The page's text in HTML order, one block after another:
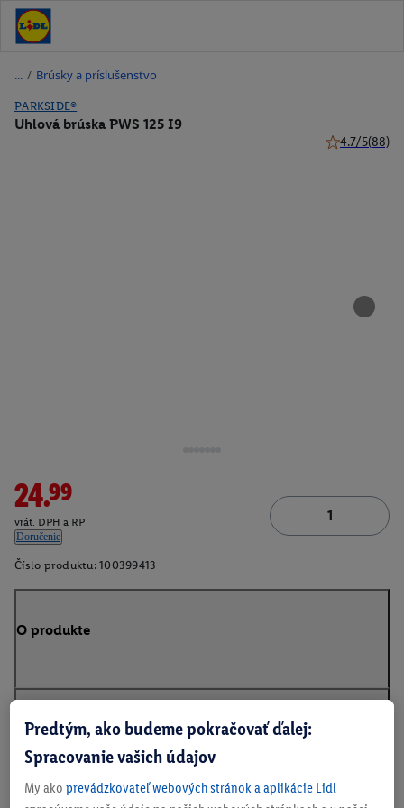
/ Brúsky a príslušenstvo
PARKSIDE®
Uhlová brúska PWS 125 I9
4.7/5(88)
24.99
vrát. DPH a RP
Doručenie
Číslo produktu: 100399413
O produkte
Na stiahnutie
Predtým, ako budeme pokračovať ďalej:
Spracovanie vašich údajov
My ako prevádzkovateľ webových stránok a aplikácie Lidl